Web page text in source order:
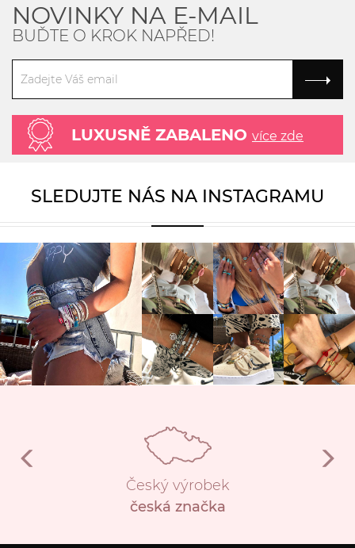
NOVINKY NA E-MAIL
BUĎTE O KROK NAPŘED!
LUXUSNĚ ZABALENO více zde
SLEDUJTE NÁS NA INSTAGRAMU
Český výrobek
česká značka